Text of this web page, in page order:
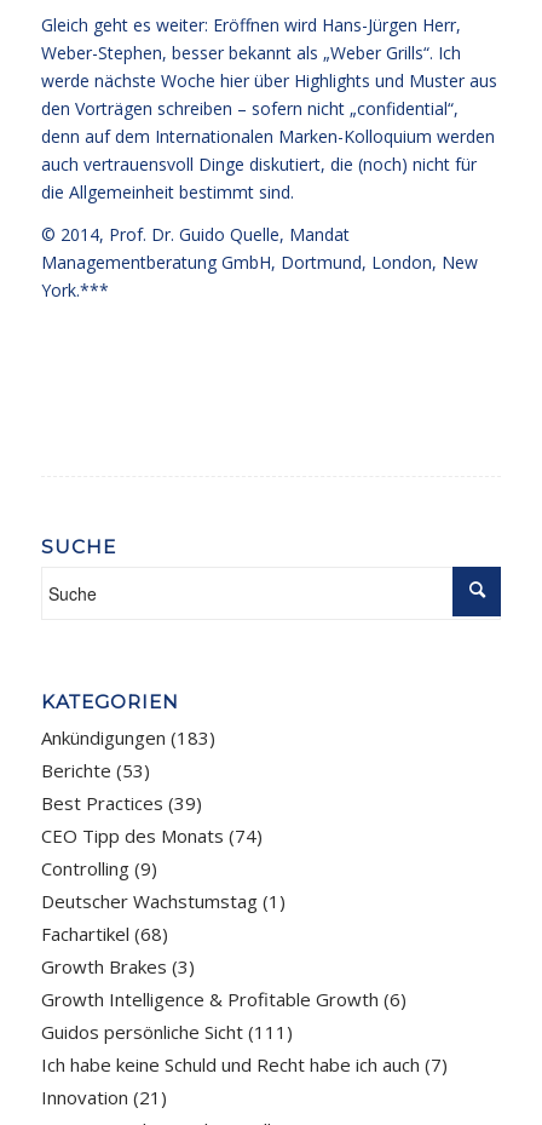
Gleich geht es weiter: Eröffnen wird Hans-Jürgen Herr,
Weber-Stephen, besser bekannt als „Weber Grills“. Ich
werde nächste Woche hier über Highlights und Muster aus
den Vorträgen schreiben – sofern nicht „confidential“,
denn auf dem Internationalen Marken-Kolloquium werden
auch vertrauensvoll Dinge diskutiert, die (noch) nicht für
die Allgemeinheit bestimmt sind.
© 2014, Prof. Dr. Guido Quelle, Mandat
Managementberatung GmbH, Dortmund, London, New
York.***
SUCHE
KATEGORIEN
Ankündigungen (183)
Berichte (53)
Best Practices (39)
CEO Tipp des Monats (74)
Controlling(9)
Deutscher Wachstumstag(1)
Fachartikel (68)
Growth Brakes (3)
Growth Intelligence & Profitable Growth (6)
Guidos persönliche Sicht(111)
Ich habe keine Schuld und Recht habe ich auch (7)
Innovation (21)